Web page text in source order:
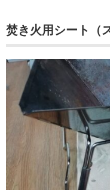
焚き火用シート（